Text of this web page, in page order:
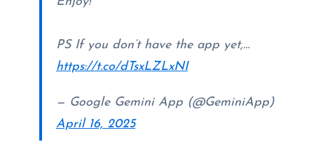
PS If you don’t have the app yet,…
https://t.co/dTsxLZLxNI
— Google Gemini App (@GeminiApp)
April 16, 2025